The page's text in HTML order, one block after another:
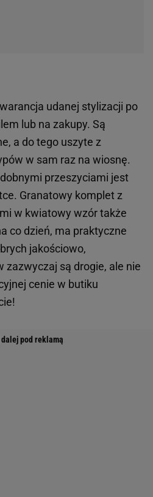
udanej stylizacji po
lub na zakupy. Są
a do tego uszyte z
w sam raz na wiosnę.
przeszyciami jest
Granatowy komplet z
w kwiatowy wzór także
co dzień, ma praktyczne
jakościowo,
zazwyczaj są drogie, ale nie
cenie w butiku